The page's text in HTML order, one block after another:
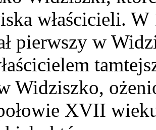
właścicieli.
pierwszy w
Widziszko,
XVII